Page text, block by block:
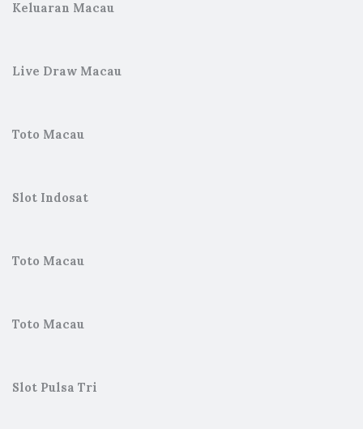
Keluaran Macau
Live Draw Macau
Toto Macau
Slot Indosat
Toto Macau
Toto Macau
Slot Pulsa Tri